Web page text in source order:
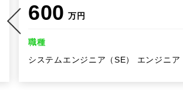
600 万円
職種
システムエンジニア（SE） エンジニア